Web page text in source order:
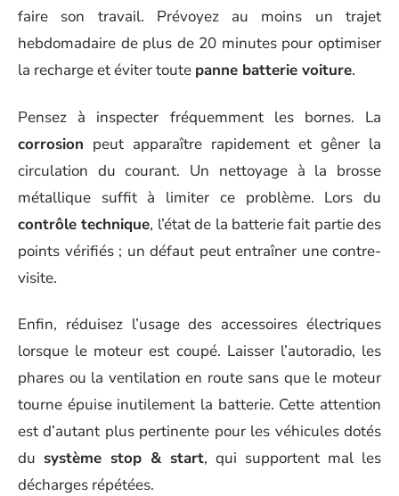
faire son travail. Prévoyez au moins un trajet
hebdomadaire de plus de 20 minutes pour optimiser
la recharge et éviter toute panne batterie voiture.
Pensez à inspecter fréquemment les bornes. La
corrosion peut apparaître rapidement et gêner la
circulation du courant. Un nettoyage à la brosse
métallique suffit à limiter ce problème. Lors du
contrôle technique, l’état de la batterie fait partie des
points vérifiés ; un défaut peut entraîner une contre-
visite.
Enfin, réduisez l’usage des accessoires électriques
lorsque le moteur est coupé. Laisser l’autoradio, les
phares ou la ventilation en route sans que le moteur
tourne épuise inutilement la batterie. Cette attention
est d’autant plus pertinente pour les véhicules dotés
du système stop & start, qui supportent mal les
décharges répétées.